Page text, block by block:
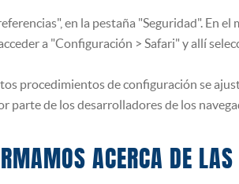
en la pestaña "Seguridad". En
a "Configuración > Safari" y allí
procedimientos de configuración se
parte de los desarrolladores de los
ACERCA DE